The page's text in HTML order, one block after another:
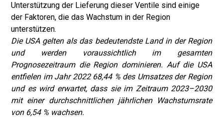
Unterstützung der Lieferung dieser Ventile sind einige
der Faktoren, die das Wachstum in der Region
unterstützen.
Die USA gelten als das bedeutendste Land in der Region
und werden voraussichtlich im gesamten
Prognosezeitraum die Region dominieren. Auf die USA
entfielen im Jahr 2022 68,44 % des Umsatzes der Region
und es wird erwartet, dass sie im Zeitraum 2023–2030
mit einer durchschnittlichen jährlichen Wachstumsrate
von 6,54 % wachsen.